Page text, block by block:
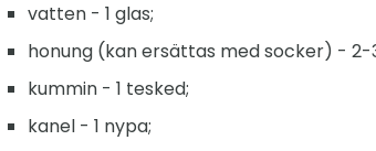
vatten - 1 glas;
honung (kan ersättas med socker) - 2-
kummin - 1 tesked;
kanel - 1 nypa;